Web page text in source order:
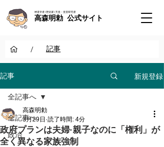
神道学者 / 歴史家 / 天皇・皇室研究者
高森明勅 公式サイト
/ 記事
記事 新規登録
全記事へ
政治
全記事へ
政府プランは夫婦·親子なのに「権利」が
全く異なる家族強制
高森明勅
3月29日 読了時間: 4分